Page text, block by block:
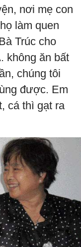
nơi mẹ con
làm quen
Trúc cho
không ăn bất
chúng tôi
được. Em
cá thì gạt ra